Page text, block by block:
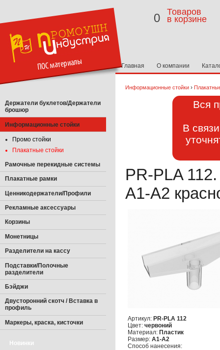
Держатели буклетов/Держатели
брошюр
Информационные стойки
Промо стойки
Плакатные стойки
Рамочные перекидные системы
Плакатные рамки
Ценникодержатели/Профили
Рекламные аксессуары
Корзины
Монетницы
Разделители на кассу
Подставки/Полочные
разделители
Бэйджи
Двусторонний скотч / Вставка в
профиль
Маркеры, краска, кисточки
Новинки
0 Товаров
в корзине
Главная О компании
Информационные стойки ›
Вся
В
PR-PLA
А1-А2
Артикул: PR-PLA 112
Цвет:червоний
Материал: Пластик
Размер:А1-А2
Способ нанесения: